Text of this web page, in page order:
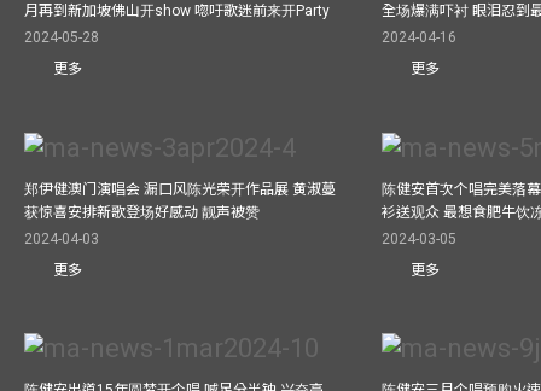
月再到新加坡佛山开show 唿吁歌迷前来开Party
2024-05-28
更多
全场爆满吓衬 眼泪忍到
2024-04-16
更多
郑伊健澳门演唱会 漏口风陈光荣开作品展 黄淑蔓
获惊喜安排新歌登场好感动 靓声被赞
2024-04-03
更多
陈健安首次个唱完美落
衫送观众 最想食肥牛饮
2024-03-05
更多